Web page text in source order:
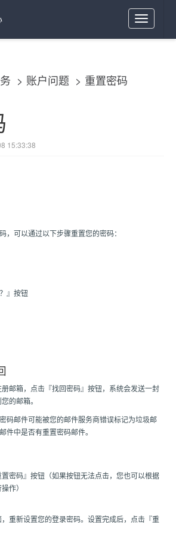
Toggle
navigation
账户问题 重置密码
15:33:38
，可以通过以下步骤重置您的密码：
』按钮
邮箱，点击『找回密码』按钮，系统会发送一封
的邮箱。
码邮件可能被您的邮件服务商错误标记为垃圾邮
件中是否有重置密码邮件。
密码』按钮（如果按钮无法点击，您也可以根据
作）
重新设置您的登录密码。设置完成后，点击『重